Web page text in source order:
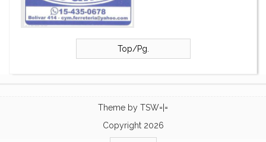
Top/Pg.
Theme by TSW=|=
Copyright 2026